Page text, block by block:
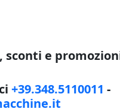
sconti e
+39.348.5110011 -